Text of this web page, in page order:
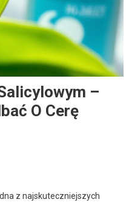
–
O Cerę
z najskuteczniejszych